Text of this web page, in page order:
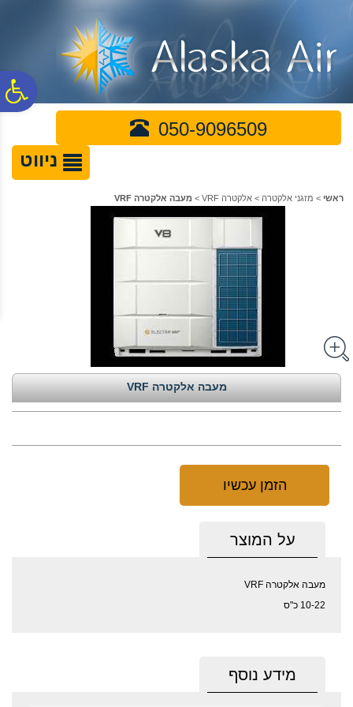
נגישות
המרכזי
050-9096509
ניווט
ראשי > מזגני אלקטרה > אלקטרה VRF > מעבה אלקטרה VRF
מעבה אלקטרה VRF
הזמן עכשיו
על המוצר
מעבה אלקטרה VRF
10-22 כ"ס
מידע נוסף